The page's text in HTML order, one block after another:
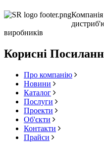
виробників
Корисні
Про компанію
Новини
Каталог
Послуги
Проекти
Об'єкти
Контакти
Прайси